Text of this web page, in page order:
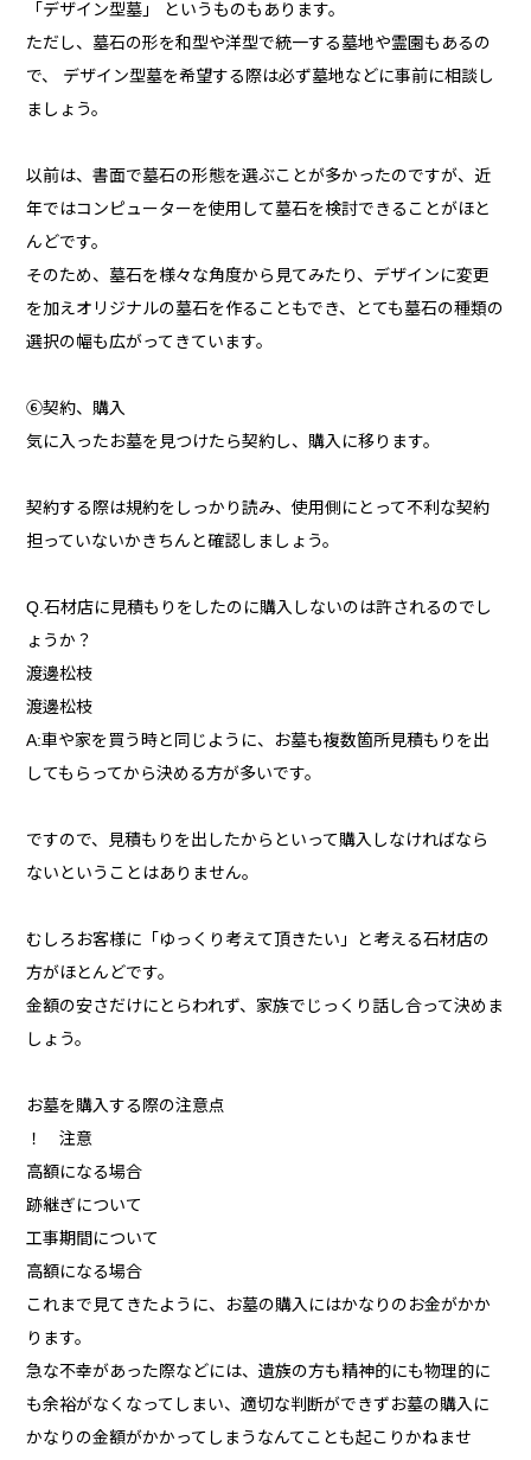
「デザイン型墓」 というものもあります。
ただし、墓石の形を和型や洋型で統一する墓地や霊園もあるの
で、 デザイン型墓を希望する際は必ず墓地などに事前に相談し
ましょう。
以前は、書面で墓石の形態を選ぶことが多かったのですが、近
年ではコンピューターを使用して墓石を検討できることがほと
んどです。
そのため、墓石を様々な角度から見てみたり、デザインに変更
を加えオリジナルの墓石を作ることもでき、とても墓石の種類の
選択の幅も広がってきています。
⑥契約、購入
気に入ったお墓を見つけたら契約し、購入に移ります。
契約する際は規約をしっかり読み、使用側にとって不利な契約
担っていないかきちんと確認しましょう。
Q.石材店に見積もりをしたのに購入しないのは許されるのでし
ょうか？
渡邊松枝
渡邊松枝
A:車や家を買う時と同じように、お墓も複数箇所見積もりを出
してもらってから決める方が多いです。
ですので、見積もりを出したからといって購入しなければなら
ないということはありません。
むしろお客様に「ゆっくり考えて頂きたい」と考える石材店の
方がほとんどです。
金額の安さだけにとらわれず、家族でじっくり話し合って決めま
しょう。
お墓を購入する際の注意点
！ 注意
高額になる場合
跡継ぎについて
工事期間について
高額になる場合
これまで見てきたように、お墓の購入にはかなりのお金がかか
ります。
急な不幸があった際などには、遺族の方も精神的にも物理的に
も余裕がなくなってしまい、適切な判断ができずお墓の購入に
かなりの金額がかかってしまうなんてことも起こりかねませ